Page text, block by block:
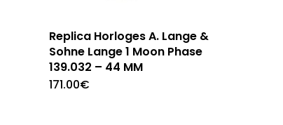
Replica Horloges A. Lange &
Sohne Lange 1 Moon Phase
139.032 – 44 MM
171.00€